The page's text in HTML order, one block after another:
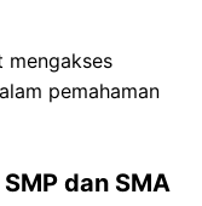
mengakses
pemahaman
dan SMA